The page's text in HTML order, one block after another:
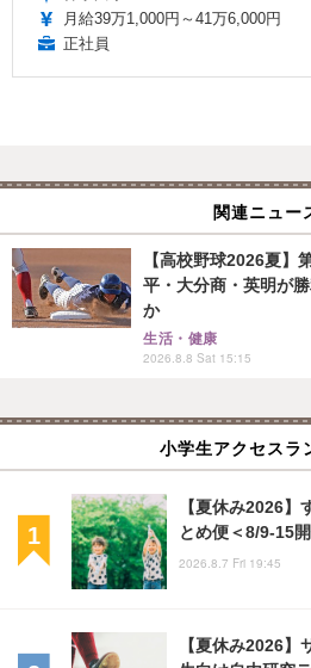
月給39万1,000円～41万6,000円
正社員
関連ニュー
【高校野球2026夏】
平・大分商・英明が
か
生活・健康
2026.8.8 Sat 15:15
小学生アクセスラ
【夏休み2026】
とめ便＜8/9-15
2026.8.7 Fri 19:45
【夏休み2026】